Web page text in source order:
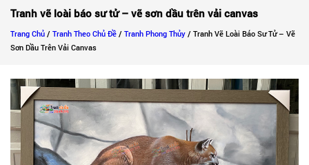
Tranh vẽ loài báo sư tử – vẽ sơn dầu trên vải canvas
Trang Chủ / Tranh Theo Chủ Đề / Tranh Phong Thủy / Tranh Vẽ Loài Báo Sư Tử – Vẽ
Sơn Dầu Trên Vải Canvas